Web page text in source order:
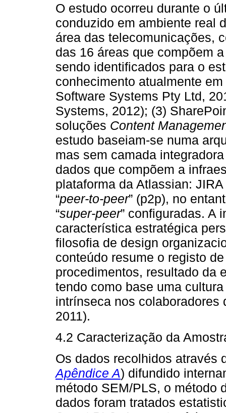
O estudo ocorreu durante o
conduzido em ambiente real
área das telecomunicações,
das 16 áreas que compõem
sendo identificados para o
conhecimento atualmente
Software Systems Pty Ltd,
Systems, 2012); (3)
soluções Content
estudo baseiam-se numa
mas sem camada
dados que compõem a
plataforma da Atlassian:
“peer-to-peer” (p2p), no
“super-peer” configuradas. A
característica estratégica
filosofia de design
conteúdo resume o registo
procedimentos, resultado da
tendo como base uma
intrínseca nos colaboradores
2011).
4.2 Caracterização da
Os dados recolhidos através
Apêndice A) difundido
método SEM/PLS, o método
dados foram tratados